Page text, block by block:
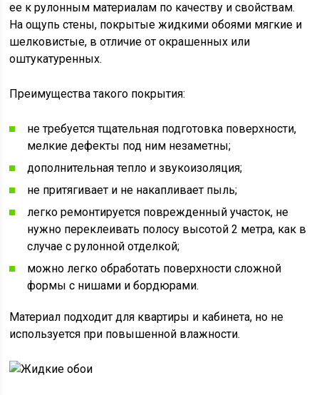
ее к рулонным материалам по качеству и свойствам.
На ощупь стены, покрытые жидкими обоями мягкие и
шелковистые, в отличие от окрашенных или
оштукатуренных.
Преимущества такого покрытия:
не требуется тщательная подготовка поверхности,
мелкие дефекты под ним незаметны;
дополнительная тепло и звукоизоляция;
не притягивает и не накапливает пыль;
легко ремонтируется поврежденный участок, не
нужно переклеивать полосу высотой 2 метра, как в
случае с рулонной отделкой;
можно легко обработать поверхности сложной
формы с нишами и бордюрами.
Материал подходит для квартиры и кабинета, но не
используется при повышенной влажности.